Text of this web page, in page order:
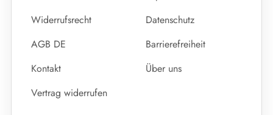
Widerrufsrecht
Datenschutz
AGB DE
Barrierefreiheit
Kontakt
Über uns
Vertrag widerrufen